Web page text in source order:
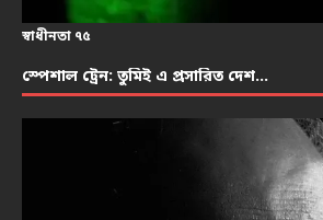
স্বাধীনতা ৭৫
স্পেশাল ট্রেন: তুমিই এ প্রসারিত দেশ…